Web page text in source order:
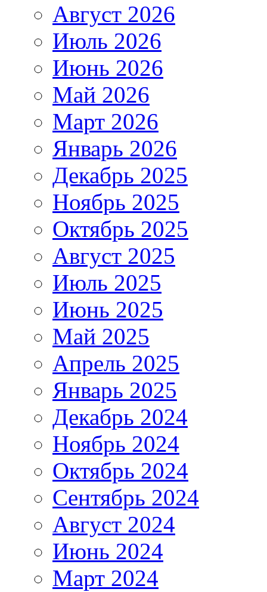
Август 2026
Июль 2026
Июнь 2026
Май 2026
Март 2026
Январь 2026
Декабрь 2025
Ноябрь 2025
Октябрь 2025
Август 2025
Июль 2025
Июнь 2025
Май 2025
Апрель 2025
Январь 2025
Декабрь 2024
Ноябрь 2024
Октябрь 2024
Сентябрь 2024
Август 2024
Июнь 2024
Март 2024